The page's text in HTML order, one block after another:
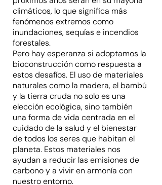
climáticos, lo que significa más
fenómenos extremos como
inundaciones, sequías e incendios
forestales.
Pero hay esperanza si adoptamos la
bioconstrucción como respuesta a
estos desafíos. El uso de materiales
naturales como la madera, el bambú
y la tierra cruda no solo es una
elección ecológica, sino también
una forma de vida centrada en el
cuidado de la salud y el bienestar
de todos los seres que habitan el
planeta. Estos materiales nos
ayudan a reducir las emisiones de
carbono y a vivir en armonía con
nuestro entorno.